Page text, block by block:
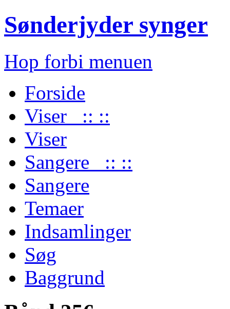
Sønderjyder synger
Hop forbi menuen
Forside
Viser :: ::
Viser
Sangere :: ::
Sangere
Temaer
Indsamlinger
Søg
Baggrund